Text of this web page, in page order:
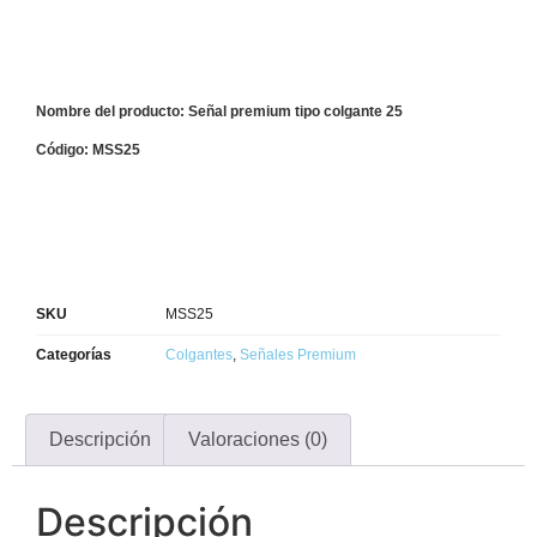
Nombre del producto: Señal premium tipo colgante 25
Código: MSS25
SKU MSS25
Categorías Colgantes, Señales Premium
Descripción Valoraciones (0)
Descripción